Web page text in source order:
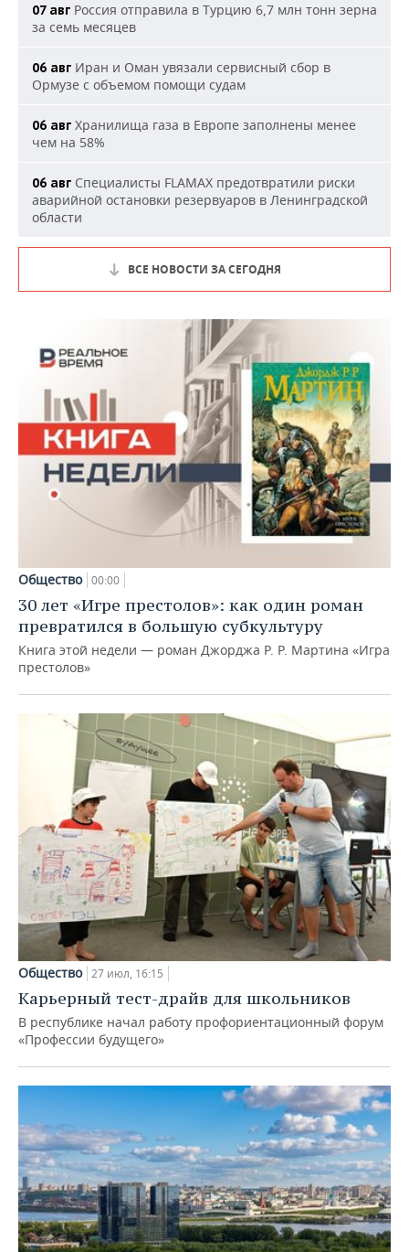
07 авг Россия отправила в Турцию 6,7 млн тонн зерна
за семь месяцев
06 авг Иран и Оман увязали сервисный сбор в
Ормузе с объемом помощи судам
06 авг Хранилища газа в Европе заполнены менее
чем на 58%
06 авг Специалисты FLAMAX предотвратили риски
аварийной остановки резервуаров в Ленинградской
области
ВСЕ НОВОСТИ ЗА СЕГОДНЯ
Общество 00:00
30 лет «Игре престолов»: как один роман
превратился в большую субкультуру
Книга этой недели — роман Джорджа Р. Р. Мартина «Игра
престолов»
Общество 27 июл, 16:15
Карьерный тест-драйв для школьников
В республике начал работу профориентационный форум
«Профессии будущего»